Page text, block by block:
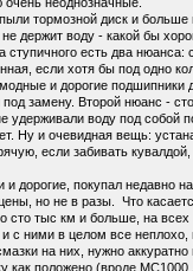
тормозной диск и больше
держит воду - какой бы
ступичного есть два
если хотя бы под одно
и дорогие подшипники
замену. Второй нюанс -
удерживали воду под собой
Ну и очевидная вещь:
если забивать
и дорогие, покупал недавно
но не в разы. Что
сто тыс км и больше, на всех
и с ними в целом все
на них, нужно
как положено (вроде